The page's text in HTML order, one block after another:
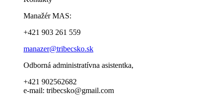
Manažér MAS:
+421 903 261 559
manazer@tribecsko.sk
Odborná administratívna asistentka,
+421 902562682
e-mail: tribecsko@gmail.com